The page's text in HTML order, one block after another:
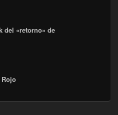
del «retorno» de